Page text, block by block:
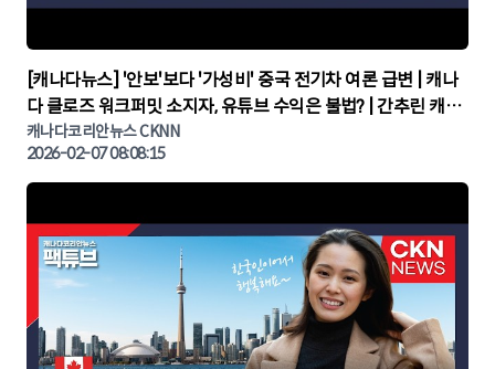
▶
[캐나다뉴스] '안보'보다 '가성비' 중국 전기차 여론 급변 | 캐나
다 클로즈 워크퍼밋 소지자, 유튜브 수익은 불법? | 간추린 캐나
다뉴스 | CKNNEWS, 캐나다코리안뉴스
캐나다코리안뉴스 CKNN
2026-02-07 08:08:15